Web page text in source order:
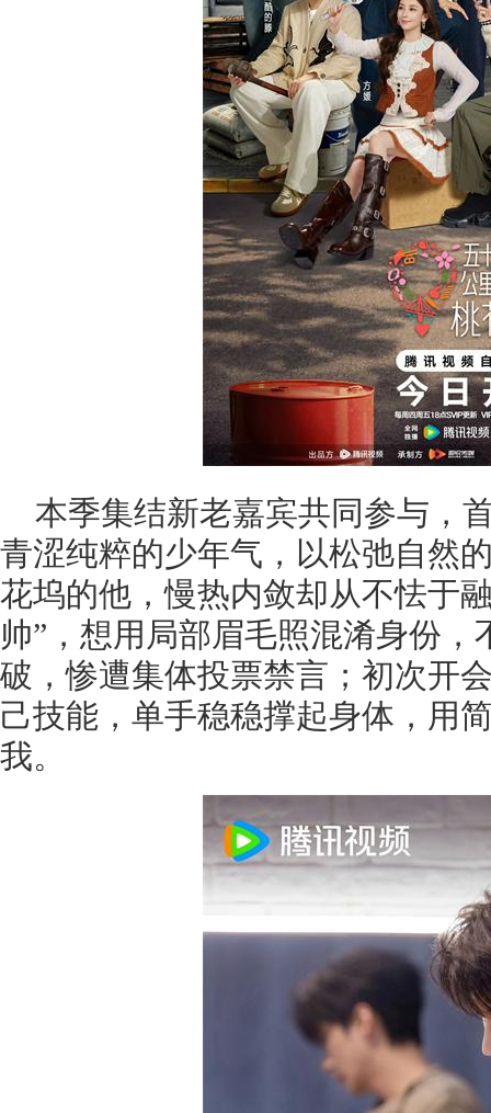
本季集结新老嘉宾共同参与，
青涩纯粹的少年气，以松弛自然
花坞的他，慢热内敛却从不怯于
帅”，想用局部眉毛照混淆身份
破，惨遭集体投票禁言；初次开
己技能，单手稳稳撑起身体，用
我。